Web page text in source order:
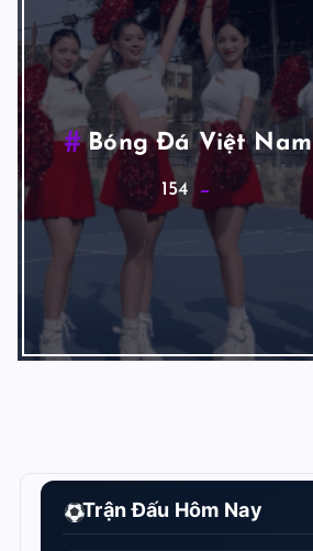
Bóng Đá Việt Nam
154
Trận Đấu Hôm Nay